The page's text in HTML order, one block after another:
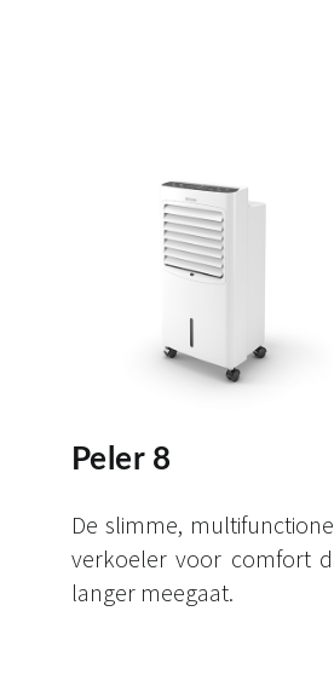
Peler 8
De slimme,
verkoeler voor comfort
langer meegaat.